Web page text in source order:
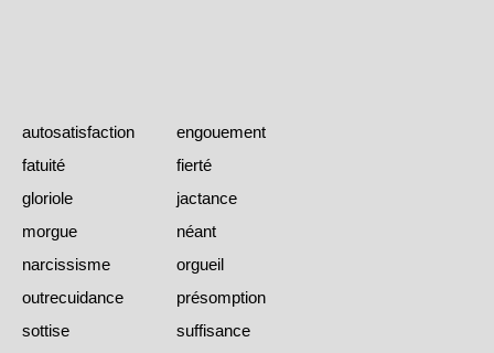
autosatisfaction
engouement
fatuité
fierté
gloriole
jactance
morgue
néant
narcissisme
orgueil
outrecuidance
présomption
sottise
suffisance